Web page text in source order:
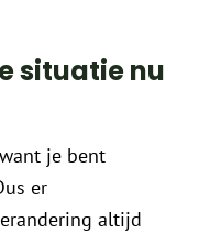
situatie nu
je bent
er
altijd